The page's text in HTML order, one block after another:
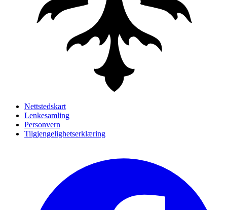
Nettstedskart
Lenkesamling
Personvern
Tilgjengelighetserklæring